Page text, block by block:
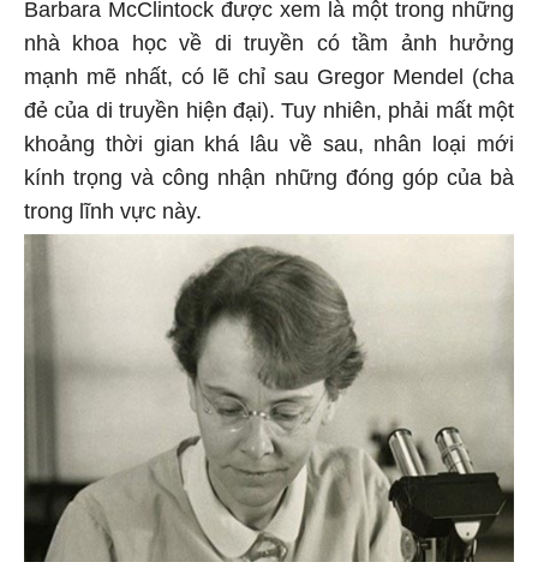
Barbara McClintock được xem là một trong những
nhà khoa học về di truyền có tầm ảnh hưởng
mạnh mẽ nhất, có lẽ chỉ sau Gregor Mendel (cha
đẻ của di truyền hiện đại). Tuy nhiên, phải mất một
khoảng thời gian khá lâu về sau, nhân loại mới
kính trọng và công nhận những đóng góp của bà
trong lĩnh vực này.